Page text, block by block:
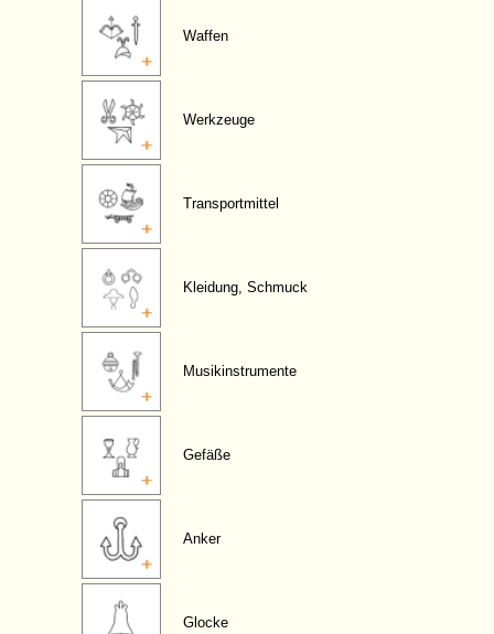
Waffen
Werkzeuge
Transportmittel
Kleidung, Schmuck
Musikinstrumente
Gefäße
Anker
Glocke